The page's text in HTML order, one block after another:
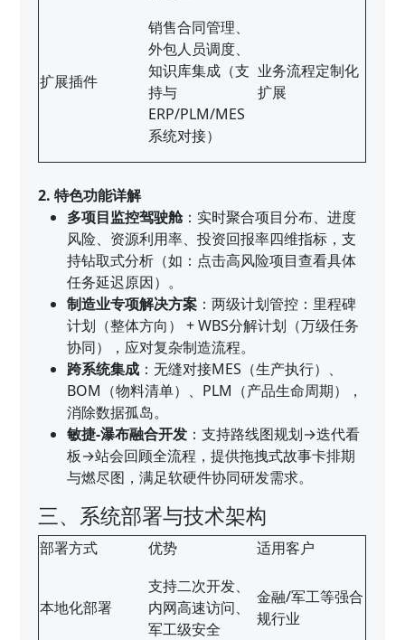
扩展插件
销售合同管理、
外包人员调度、
知识库集成（支
持与
ERP/PLM/MES
系统对接）
业务流程定制化
扩展
2. 特色功能详解
多项目监控驾驶舱：实时聚合项目分布、进度
风险、资源利用率、投资回报率四维指标，支
持钻取式分析（如：点击高风险项目查看具体
任务延迟原因）。
制造业专项解决方案 ：两级计划管控：里程碑
计划（整体方向） + WBS分解计划（万级任务
协同），应对复杂制造流程。
跨系统集成 ：无缝对接MES（生产执行）、
BOM（物料清单）、PLM（产品生命周期），
消除数据孤岛。
敏捷-瀑布融合开发 ：支持路线图规划→迭代看
板→站会回顾全流程，提供拖拽式故事卡排期
与燃尽图，满足软硬件协同研发需求。
三、系统部署与技术架构
部署方式 优势 适用客户
本地化部署
支持二次开发、
内网高速访问、
军工级安全
金融/军工等强合
规行业